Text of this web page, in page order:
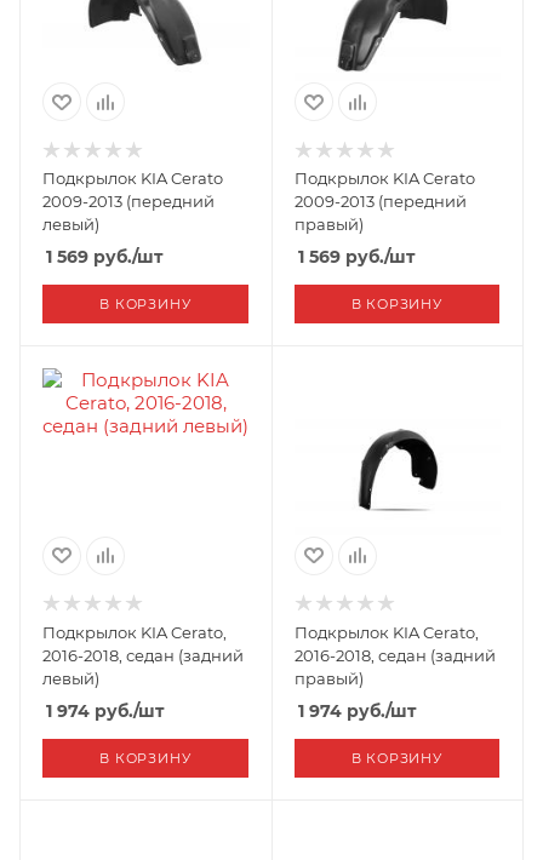
Подкрылок KIA Cerato
2009-2013 (передний
левый)
1 569 руб./шт
В КОРЗИНУ
Подкрылок KIA Cerato
2009-2013 (передний
правый)
1 569руб./шт
В КОРЗИНУ
Подкрылок KIA Cerato,
2016-2018, седан (задний
левый)
1 974 руб./шт
В КОРЗИНУ
Подкрылок KIA Cerato,
2016-2018, седан (задний
правый)
1 974руб./шт
В КОРЗИНУ